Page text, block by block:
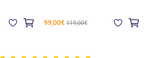
99,00€ 119,00€